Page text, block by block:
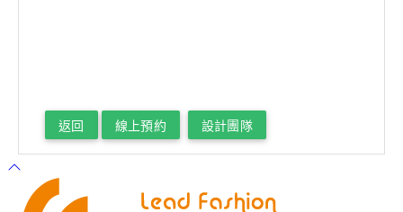
返回 線上預約 設計團隊